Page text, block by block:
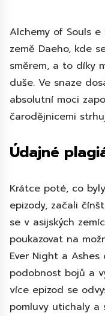
Alchemy of Souls
země Daeho, kde
směrem, a to díky
duše. Ve snaze
absolutní moci
čarodějnicemi
Údajné
Krátce poté, co
epizody, začali
se v asijských
poukazovat na
Ever Night a Ashes
podobnost bojů a
více epizod se
pomluvy utichaly a